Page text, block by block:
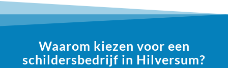
Waarom kiezen voor een
schildersbedrijf in Hilversum?